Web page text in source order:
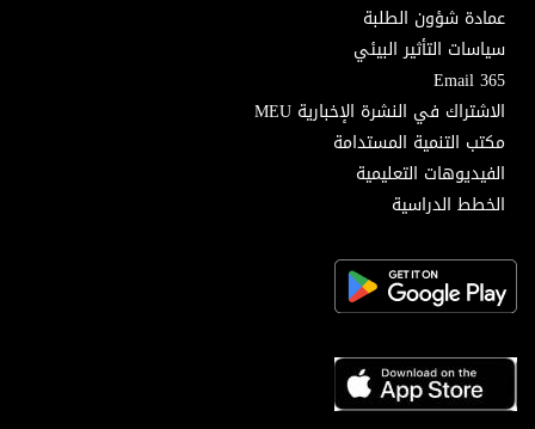
عمادة شؤون الطلبة
سياسات التأثير البيئي
Email 365
الاشتراك في النشرة الإخبارية MEU
مكتب التنمية المستدامة
الفيديوهات التعليمية
الخطط الدراسية